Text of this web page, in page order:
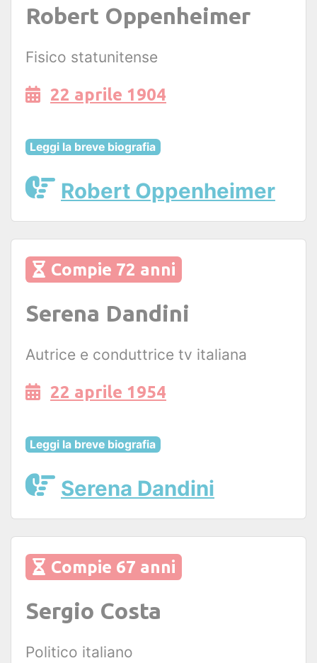
Robert Oppenheimer
Fisico statunitense
22 aprile 1904
Leggi la breve biografia
Robert Oppenheimer
Compie 72 anni
Serena Dandini
Autrice e conduttrice tv italiana
22 aprile 1954
Leggi la breve biografia
Serena Dandini
Compie 67 anni
Sergio Costa
Politico italiano